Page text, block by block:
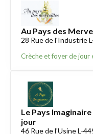
Au Pays des
28 Rue de l'Industrie
Crèche et foyer de jour
Le Pays
jour
46 Rue de l'Usine L-